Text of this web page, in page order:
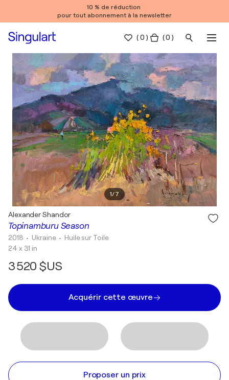
10 % de réduction
pour tout abonnement à la newsletter
(0 ) ( 0 )
1/7
Topinamburu Season
Alexander Shandor
2018 • Ukraine • Huile sur Toile
24 x 31 in
3 520 $US
Acquérir cette œuvre
Proposer un prix